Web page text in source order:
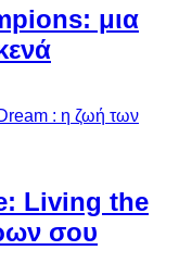
μια
Living the
σου